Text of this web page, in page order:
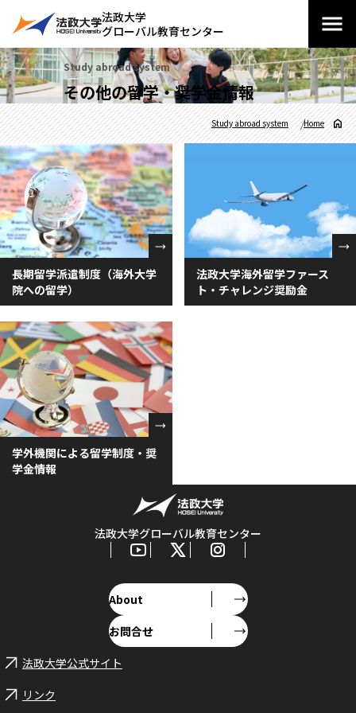
法政大学
グローバル教育センター
Study abroad system
その他の留学・奨学金情報
Home
Study abroad system
長期留学派遣制度（海外大学
院への留学）
法政大学海外留学ファース
ト・チャレンジ奨励金
学外機関による留学制度・奨
学金情報
法政大学グローバル教育センター
About
お問合せ
法政大学公式サイト
リンク